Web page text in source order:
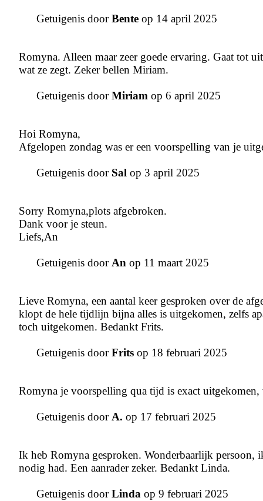
Getuigenis doorBente op 14 april 2025
Romyna. Alleen maar zeer goede ervaring. Gaat tot
wat ze zegt. Zeker bellen Miriam.
Getuigenis doorMiriam op 6 april 2025
Hoi Romyna,
Afgelopen zondag was er een voorspelling van je
Getuigenis door Sal op 3 april 2025
Sorry Romyna,plots afgebroken.
Dank voor je steun.
Liefs,An
Getuigenis doorAn op 11 maart 2025
Lieve Romyna, een aantal keer gesproken over de
klopt de hele tijdlijn bijna alles is uitgekomen, zelfs
toch uitgekomen. Bedankt Frits.
Getuigenis doorFrits op 18 februari 2025
Romyna je voorspelling qua tijd is exact
Getuigenis doorA. op 17 februari 2025
Ik heb Romyna gesproken. Wonderbaarlijk persoon,
nodig had. Een aanrader zeker. Bedankt Linda.
Getuigenis doorLinda op 9 februari 2025